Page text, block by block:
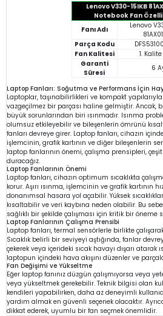
Lenovo V330-15IKB
Notebook Fan
Fanı Adı
Lenovo
Parça Kodu
Fan Kalitesi
1.
Garanti
Süresi
6
Laptop Fanları: Soğutma ve Performans İçin
Laptoplar, taşınabilirlikleri ve kompakt yapılarıyla
vazgeçilmez bir parçası haline gelmiştir. Ancak,
büyük sorunlarından biri ısınmadır. Isınma
olumsuz etkileyebilir ve bileşenlerin ömrünü
fanları devreye girer. Laptop fanları, cihazın
işlemcinin, grafik kartının ve diğer bileşenlerin
laptop fanlarının önemi, çalışma prensipleri,
duracağız.
Laptop Fanlarının Önemi
Laptop fanları, cihazın optimum sıcaklıkta
korur. Aşırı ısınma, işlemcinin ve grafik kartının
donanımsal hasara yol açabilir. Yüksek
kısaltabilir ve veri kaybına neden olabilir. Bu
sağlıklı bir şekilde çalışması için kritik bir öneme
Laptop Fanlarının Çalışma Prensibi
Laptop fanları, termal sensörlerle birlikte çalışarak
Sıcaklık belirli bir seviyeyi aştığında, fanlar
çekerek veya içerideki sıcak havayı dışarı atarak
laptopun içindeki hava akışını düzenler ve
Fan Değişimi ve Yükseltme
Eğer laptop fanınız düzgün çalışmıyorsa veya
veya yükseltmek gerekebilir. Teknik bilgisi olan
kendileri yapabilirken, daha az deneyimli
yardım almak en güvenli seçenek olacaktır.
dikkat ederek, uyumlu bir fan seçmek önemlidir.